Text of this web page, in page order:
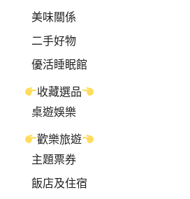
美味關係
二手好物
優活睡眠館
收藏選品
桌遊娛樂
歡樂旅遊
主題票券
飯店及住宿